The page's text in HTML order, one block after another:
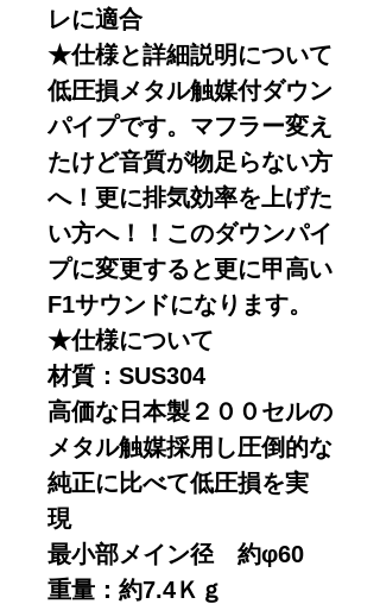
レに適合
★仕様と詳細説明について
低圧損メタル触媒付ダウン
パイプです。マフラー変え
たけど音質が物足らない方
へ！更に排気効率を上げた
い方へ！！このダウンパイ
プに変更すると更に甲高い
F1サウンドになります。
★仕様について
材質：SUS304
高価な日本製２００セルの
メタル触媒採用し圧倒的な
純正に比べて低圧損を実
現
最小部メイン径 約φ60
重量：約7.4Ｋｇ